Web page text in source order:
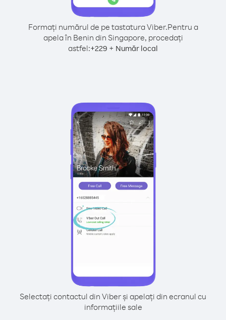
Formați numărul de pe tastatura Viber.Pentru a
apela în Benin din Singapore, procedați
astfel:+229 + Număr local
Selectați contactul din Viber și apelați din ecranul cu
informațiile sale